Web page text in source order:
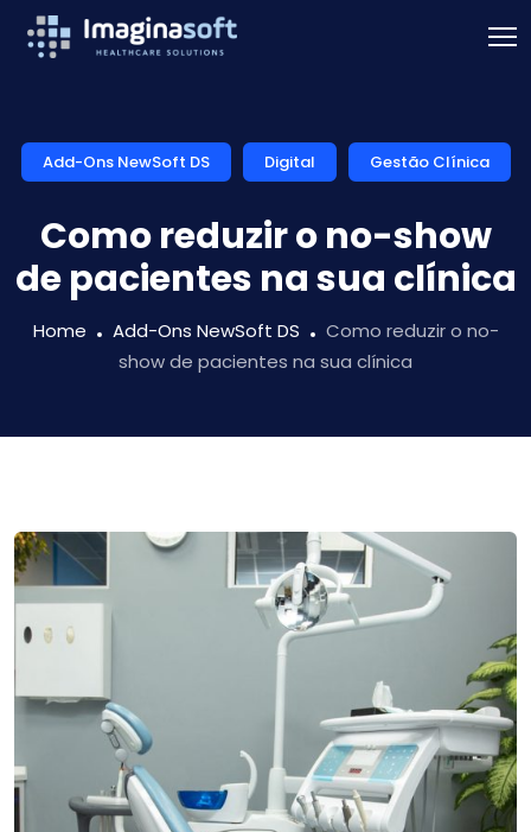
Add-Ons NewSoft DS Digital Gestão Clínica
Como reduzir o no-show
de pacientes na sua clínica
Home Add-Ons NewSoft DS
Como reduzir o no-
show de pacientes na sua clínica